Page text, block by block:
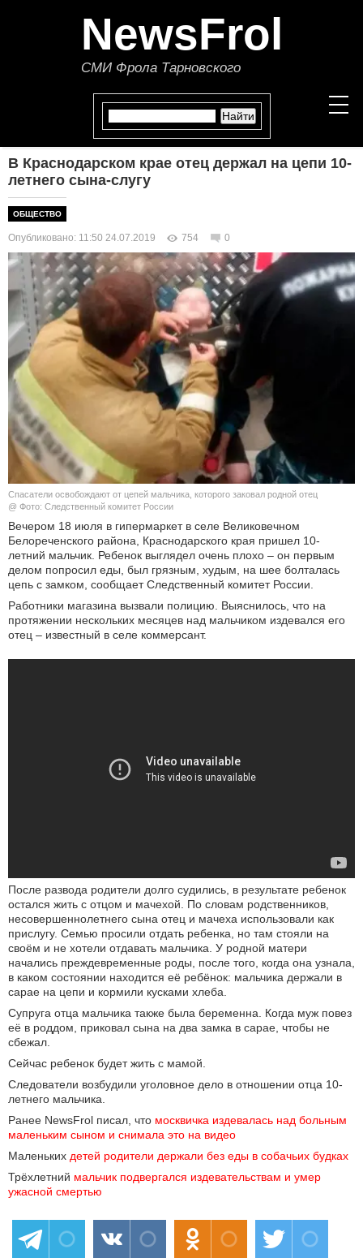
NewsFrol
СМИ Фрола Тарновского
НОВОСТИ
ПОЛИТИКА
ЭКОНОМИКА
В МИРЕ
ОБЩЕСТВО
КУЛЬТУРА
НАУКА
СПОРТ
ШОУ-БИЗНЕС
АВТО И МОТО
ЭГОИЗМ
БЛОГ
В Краснодарском крае отец держал на цепи 10-
летнего сына-слугу
ОБЩЕСТВО
Опубликовано: 11:50 24.07.2019 754 0
Спасатели освобождают от цепей мальчика, которого заковал родной отец
@ Фото: Следственный комитет России
Вечером 18 июля в гипермаркет в селе Великовечном
Белореченского района, Краснодарского края пришел 10-
летний мальчик. Ребенок выглядел очень плохо – он первым
делом попросил еды, был грязным, худым, на шее болталась
цепь с замком, сообщает Следственный комитет России.
Работники магазина вызвали полицию. Выяснилось, что на
протяжении нескольких месяцев над мальчиком издевался его
отец – известный в селе коммерсант.
После развода родители долго судились, в результате ребенок
остался жить с отцом и мачехой. По словам родственников,
несовершеннолетнего сына отец и мачеха использовали как
прислугу. Семью просили отдать ребенка, но там стояли на
своём и не хотели отдавать мальчика. У родной матери
начались преждевременные роды, после того, когда она узнала,
в каком состоянии находится её ребёнок: мальчика держали в
сарае на цепи и кормили кусками хлеба.
Супруга отца мальчика также была беременна. Когда муж повез
её в роддом, приковал сына на два замка в сарае, чтобы не
сбежал.
Сейчас ребенок будет жить с мамой.
Следователи возбудили уголовное дело в отношении отца 10-
летнего мальчика.
Ранее NewsFrol писал, что москвичка издевалась над больным
маленьким сыном и снимала это на видео
Маленьких детей родители держали без еды в собачьих будках
Трёхлетний мальчик подвергался издевательствам и умер
ужасной смертью